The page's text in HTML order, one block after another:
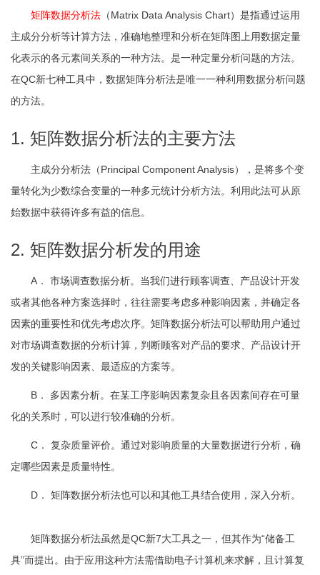
矩阵数据分析法 （Matrix Data Analysis Chart）是指通过运用
主成分分析等计算方法，准确地整理和分析在矩阵图上用数据定量
化表示的各元素间关系的一种方法。是一种定量分析问题的方法。
在QC新七种工具中，数据矩阵分析法是唯一一种利用数据分析问题
的方法。
1. 矩阵数据分析法的主要方法
主成分分析法（Principal Component Analysis），是将多个变
量转化为少数综合变量的一种多元统计分析方法。利用此法可从原
始数据中获得许多有益的信息。
2. 矩阵数据分析发的用途
A． 市场调查数据分析。当我们进行顾客调查、产品设计开发
或者其他各种方案选择时，往往需要考虑多种影响因素，并确定各
因素的重要性和优先考虑次序。矩阵数据分析法可以帮助用户通过
对市场调查数据的分析计算，判断顾客对产品的要求、产品设计开
发的关键影响因素、最适应的方案等。
B． 多因素分析。在某工序影响因素复杂且各因素间存在可量
化的关系时，可以进行较准确的分析。
C． 复杂质量评价。通过对影响质量的大量数据进行分析，确
定哪些因素是质量特性。
D． 矩阵数据分析法也可以和其他工具结合使用，深入分析。
矩阵数据分析法虽然是QC新7大工具之一，但其作为“储备工
具”而提出。由于应用这种方法需借助电子计算机来求解，且计算复